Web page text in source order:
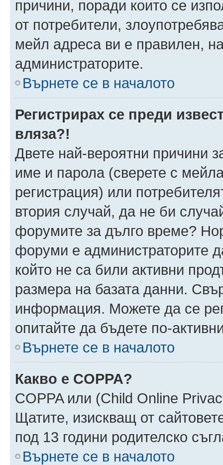
причини, поради които се
от потребители,
мейл адреса ви е правилен,
администраторите.
Върнете се в началото
Регистрирах се преди
вляза?!
Двете най-вероятни причини
име и парола (сверете с
регистрация) или
втория случай, да не би
форумите за дълго време?
форуми е администраторите
който не са били активни
размера на базата данни.
информация. Можете да се
опитайте да бъдете по-
Върнете се в началото
Какво е COPPA?
COPPA или (Child Online
Щатите, изискващ от
под 13 години родителско
Върнете се в началото